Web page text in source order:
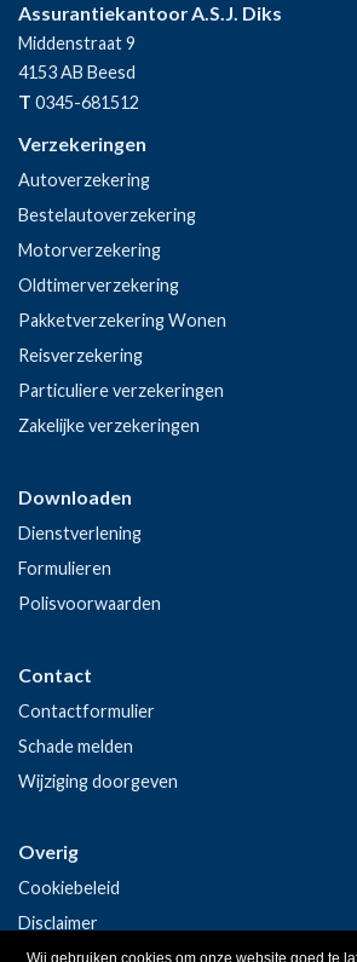
Wij gebruiken cookies om onze website goed te
Assurantiekantoor A.S.J. Diks
Middenstraat 9
4153 AB Beesd
T 0345-681512
Verzekeringen
Autoverzekering
Bestelautoverzekering
Motorverzekering
Oldtimerverzekering
Pakketverzekering Wonen
Reisverzekering
Particuliere verzekeringen
Zakelijke verzekeringen
Downloaden
Dienstverlening
Formulieren
Polisvoorwaarden
Contact
Contactformulier
Schade melden
Wijziging doorgeven
Overig
Cookiebeleid
Disclaimer
Privacy